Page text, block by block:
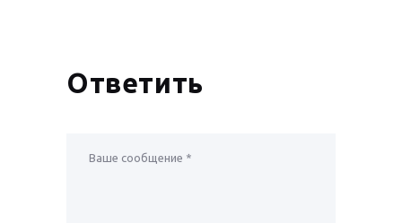
Ответить